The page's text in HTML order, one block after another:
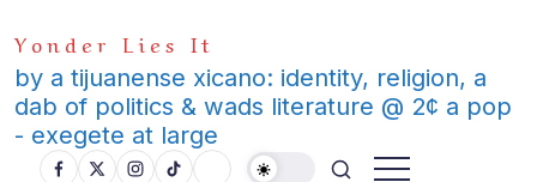
to
content
Yonder Lies It
by a tijuanense xicano: identity, religion, a
dab of politics & wads literature @ 2¢ a pop
- exegete at large